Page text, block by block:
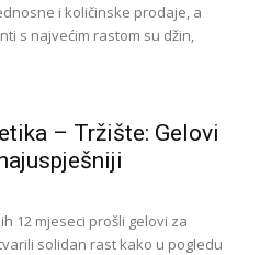
i količinske prodaje, a
s najvećim rastom su džin,
– Tržište: Gelovi
12 mjeseci prošli gelovi za
solidan rast kako u pogledu